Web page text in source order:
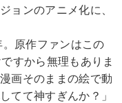
ョンのアニメ化に、
原作ファンはこの
すから無理もありま
画そのままの絵で動
てて神すぎんか？」